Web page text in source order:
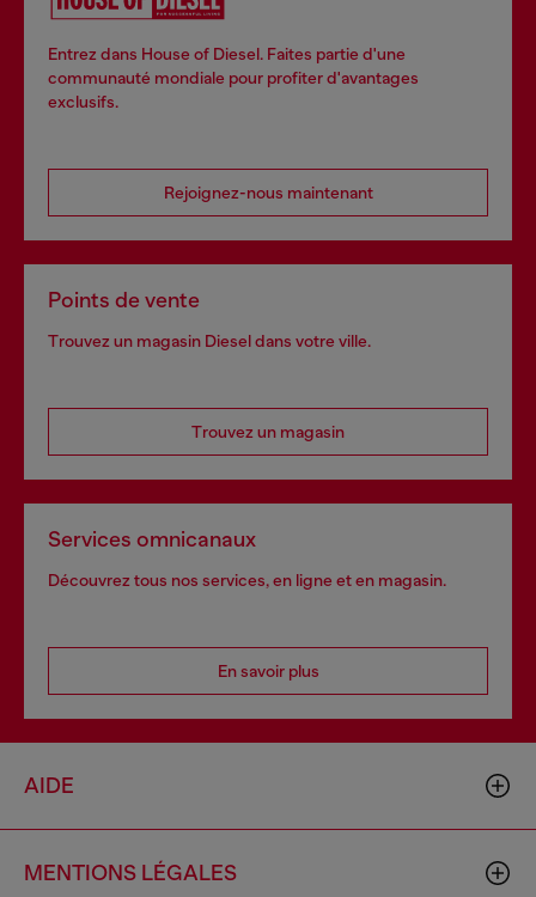
Entrez dans House of Diesel. Faites partie d'une
communauté mondiale pour profiter d'avantages
exclusifs.
Rejoignez-nous maintenant
Points de vente
Trouvez un magasin Diesel dans votre ville.
Trouvez un magasin
Services omnicanaux
Découvrez tous nos services, en ligne et en magasin.
En savoir plus
AIDE
MENTIONS LÉGALES